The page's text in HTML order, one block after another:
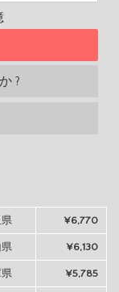
?
¥6,770
¥6,130
¥5,785